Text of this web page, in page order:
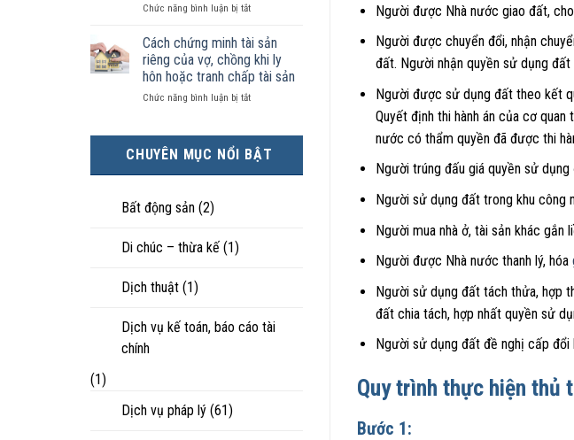
hôn
thực
tế?
tài
chia
như
nào?
kiện
tế
tốt
hơn
cũng
được
con
Chức năng bình luận bị tắtở
ly
hôn
khi
hôn
nhân
Góc
nhìn
Cách chứng minh tài sản
riêng của vợ, chồng khi ly
hôn hoặc tranh chấp tài sản
Chức năng bình luận bị tắtở
tài
chấp
CHUYÊN MỤC NỔI BẬT
Bất động sản (2)
Di chúc – thừa kế (1)
Dịch thuật (1)
Dịch vụ kế toán, báo cáo tài
chính
(1)
Dịch vụ pháp lý (61)
Người được Nhà nước giao đất,
Người được chuyển đổi, nhận
đất. Người nhận quyền sử dụng
Người được sử dụng đất theo kết
Quyết định thi hành án của cơ
nước có thẩm quyền đã được thi
Người trúng đấu giá quyền sử dụng
Người sử dụng đất trong khu công
Người mua nhà ở, tài sản khác gắn
Người được Nhà nước thanh lý, hóa
Người sử dụng đất tách thửa, hợp
đất chia tách, hợp nhất quyền sử
Người sử dụng đất đề nghị cấp
Quy trình thực hiện thủ
Bước 1: